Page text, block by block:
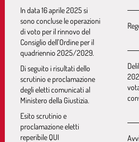
In data 16 aprile 2025 si
sono concluse le operazioni
di voto per il rinnovo del
Consiglio dell’Ordine per il
quadriennio 2025/2029.
Di seguito i risultati dello
scrutinio e proclamazione
degli eletti comunicati al
Ministero della Giustizia.
Esito scrutinio e
proclamazione eletti
reperibile QUI